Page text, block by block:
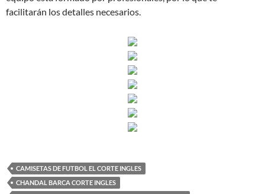
facilitarán los detalles necesarios.
CAMISETAS DE FUTBOL EL CORTE INGLES
CHANDAL BARCA CORTE INGLES